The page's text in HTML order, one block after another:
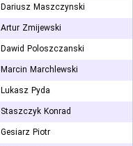
Dariusz Maszczynski
Artur Zmijewski
Dawid Poloszczanski
Marcin Marchlewski
Lukasz Pyda
Staszczyk Konrad
Gesiarz Piotr